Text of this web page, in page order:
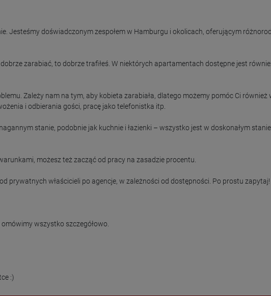
Jesteśmy doświadczonym zespołem w Hamburgu i okolicach, oferującym
zarabiać, to dobrze trafiłeś. W niektórych apartamentach dostępne jest
Zależy nam na tym, aby kobieta zarabiała, dlatego możemy pomóc Ci również
i odbierania gości, pracę jako telefonistka itp.
stanie, podobnie jak kuchnie i łazienki – wszystko jest w doskonałym stanie
możesz też zacząć od pracy na zasadzie procentu.
prywatnych właścicieli po agencje, w zależności od dostępności. Po prostu zapytaj!
wszystko szczegółowo.
:)